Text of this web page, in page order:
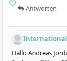
Management
können
Antworten
International
Hallo Andreas
5 Semester
Details